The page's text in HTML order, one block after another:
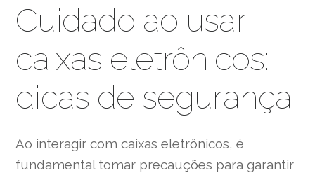
Cuidado ao usar
caixas eletrônicos:
dicas de segurança
Ao interagir com caixas eletrônicos, é
fundamental tomar precauções para garantir